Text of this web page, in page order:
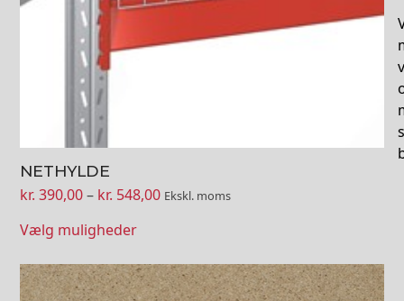
NETHYLDE
kr. 390,00 – kr. 548,00Prisinterval:
Ekskl. moms
Vælg muligheder
Dette
vare